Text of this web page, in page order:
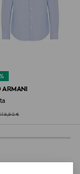
Price
Original Price
€